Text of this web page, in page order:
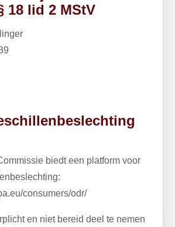
18 lid 2 MStV
biedt een platform voor
consumers/odr/
en niet bereid deel te nemen